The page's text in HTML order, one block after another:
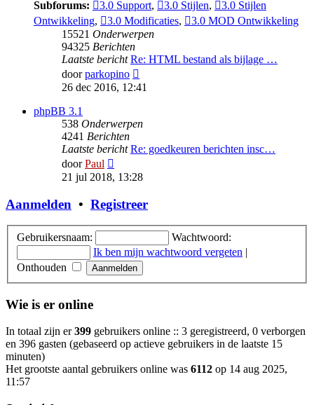
Subforums:
3.0 Support, 3.0 Stijlen,
3.0 Stijlen
Ontwikkeling, 3.0 Modificaties,
3.0 MOD Ontwikkeling
15521 Onderwerpen
94325 Berichten
Laatste bericht Re: HTML bestand als bijlage …
doorparkopino
laatste
26 dec 2016, 12:41
phpBB 3.1
538 Onderwerpen
4241 Berichten
Laatste bericht Re: goedkeuren berichten insc…
doorPaul
laatste
21 jul 2018, 13:28
Aanmelden • Registreer
Gebruikersnaam:
Wachtwoord:
Ik ben mijn wachtwoord vergeten |
Onthouden
Wie is er online
In totaal zijn er399 gebruikers online :: 3 geregistreerd, 0 verborgen
en 396 gasten (gebaseerd op actieve gebruikers in de laatste 15
minuten)
Het grootste aantal gebruikers online was 6112 op 14 aug 2025,
11:57